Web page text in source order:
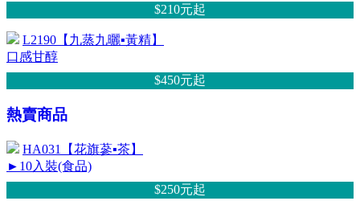
$210元起
L2190【九蒸九曬▪黃精】
口感甘醇
$450元起
熱賣商品
HA031【花旗蔘▪茶】
►10入裝(食品)
$250元起